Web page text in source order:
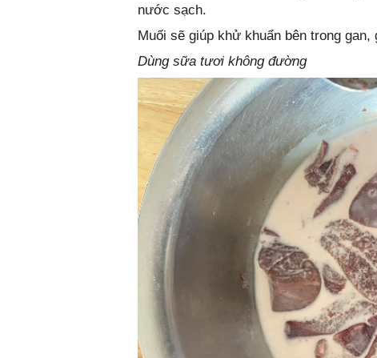
nước sạch.
Muối sẽ giúp khử khuẩn bên trong
Dùng sữa tươi không đường